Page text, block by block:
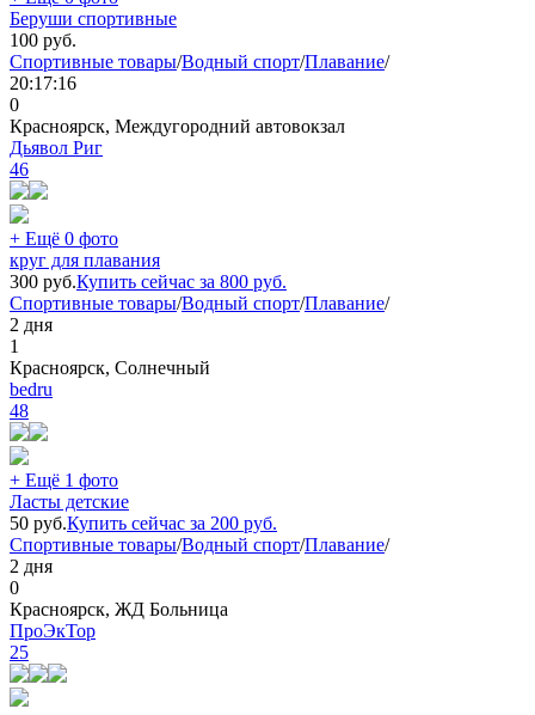
Беруши спортивные
100 руб.
Спортивные товары/Водный спорт/Плавание/
20:17:16
0
Красноярск, Междугородний автовокзал
Дьявол Риг
46
+ Ещё 0 фото
круг для плавания
300 руб.Купить сейчас за 800 руб.
Спортивные товары/Водный спорт/Плавание/
2 дня
1
Красноярск, Солнечный
bedru
48
+ Ещё 1 фото
Ласты детские
50 руб.Купить сейчас за 200 руб.
Спортивные товары/Водный спорт/Плавание/
2 дня
0
Красноярск, ЖД Больница
ПроЭкТор
25